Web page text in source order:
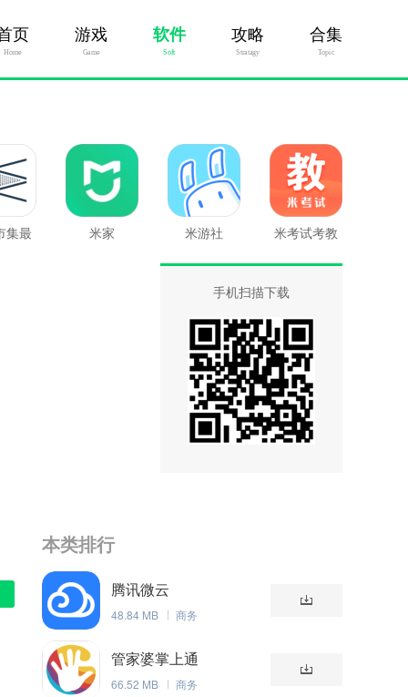
页
Home
游戏
Game
软件
Soft
攻略
Stratagy
合集
Topic
集最
米家 米游社
米考试考教
手机扫描下载
本类排行
腾讯微云
48.84 MB 商务
管家婆掌上通
66.52 MB 商务